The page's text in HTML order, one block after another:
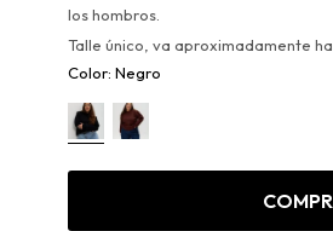
los hombros.
Talle único, va aproximadamente
Negro